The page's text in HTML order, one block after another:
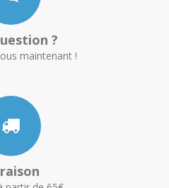
?
maintenant !